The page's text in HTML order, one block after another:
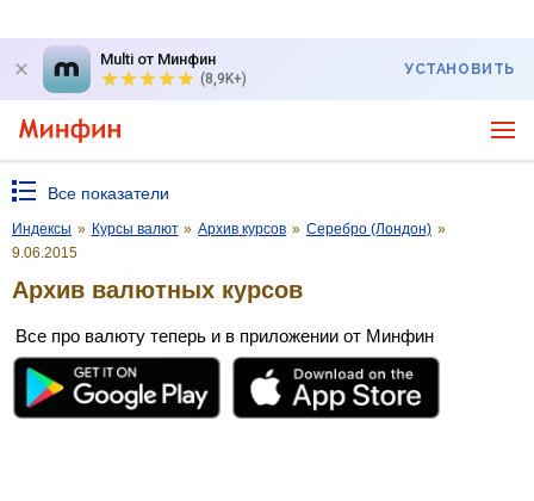
Multi от Минфин
(8,9K+)
УСТАНОВИТЬ
Все показатели
Индексы » Курсы валют » Архив курсов » Серебро (Лондон) »
9.06.2015
Архив валютных курсов
Все про валюту теперь и в приложении от Минфин